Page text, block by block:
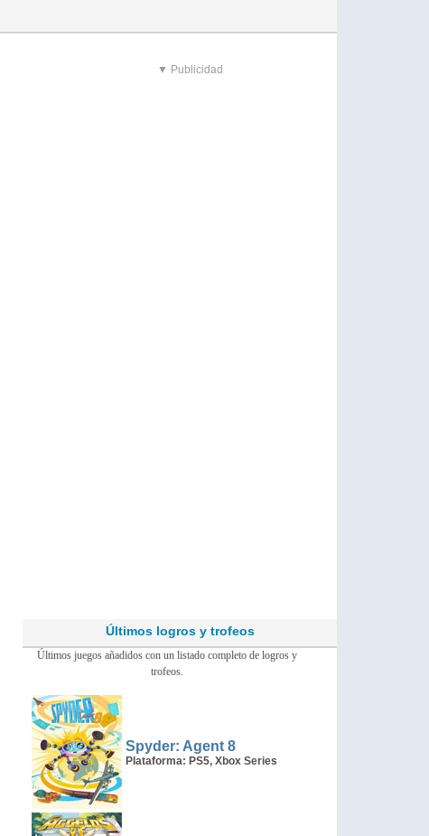
▼ Publicidad
Últimos logros y trofeos
Últimos juegos añadidos con un listado completo de logros y
trofeos.
Spyder: Agent 8
Plataforma: PS5, Xbox Series